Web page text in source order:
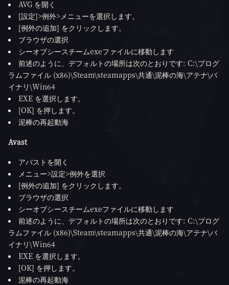
AVG を開く
[設定]>例外>メニューを選択します。
[例外の追加] をクリックします。
ブラウザの選択
シーオブシースチームexeファイルに移動します
前述のように、デフォルトの場所は次のとおりです: C:\プログ
ラムファイル (x86)\Steam\steamapps\共通\泥棒の海\アテナ\バ
イナリ\Win64
EXE を選択します。
[OK] を押します。
泥棒の再起動海
Avast
アバストを開く
メニュー>設定>例外を選択
[例外の追加] をクリックします。
ブラウザの選択
シーオブシースチームexeファイルに移動します
前述のように、デフォルトの場所は次のとおりです: C:\プログ
ラムファイル (x86)\Steam\steamapps\共通\泥棒の海\アテナ\バ
イナリ\Win64
EXE を選択します。
[OK] を押します。
泥棒の再起動海